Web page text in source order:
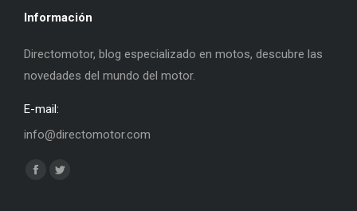
Información
Directomotor, blog especializado en motos, descubre las
novedades del mundo del motor.
E-mail:
info@directomotor.com
Find us on:
Facebook
Twitter